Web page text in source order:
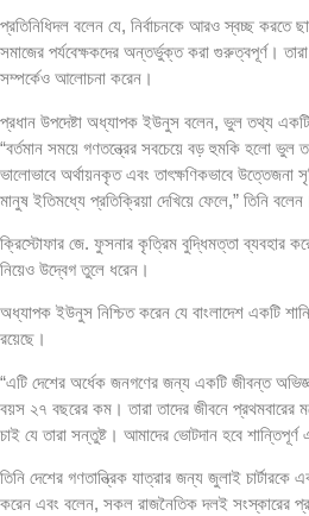
প্রতিনিধিদল বলেন যে, নির্বাচনকে আরও স্বচ্ছ করতে
সমাজের পর্যবেক্ষকদের অন্তর্ভুক্ত করা গুরুত্বপূর্ণ। তারা
সম্পর্কেও আলোচনা করেন।
প্রধান উপদেষ্টা অধ্যাপক ইউনুস বলেন, ভুল তথ্য
“বর্তমান সময়ে গণতন্ত্রের সবচেয়ে বড় হুমকি হলো ভুল
ভালোভাবে অর্থায়নকৃত এবং তাৎক্ষণিকভাবে উত্তেজনা
মানুষ ইতিমধ্যে প্রতিক্রিয়া দেখিয়ে ফেলে,” তিনি
ক্রিস্টোফার জে. ফুসনার কৃত্রিম বুদ্ধিমত্তা ব্যবহার
নিয়েও উদ্বেগ তুলে ধরেন।
অধ্যাপক ইউনুস নিশ্চিত করেন যে বাংলাদেশ একটি
রয়েছে।
“এটি দেশের অর্ধেক জনগণের জন্য একটি জীবন্ত
বয়স ২৭ বছরের কম। তারা তাদের জীবনে প্রথমবারের
চাই যে তারা সন্তুষ্ট। আমাদের ভোটদান হবে
তিনি দেশের গণতান্ত্রিক যাত্রার জন্য জুলাই
করেন এবং বলেন, সকল রাজনৈতিক দলই সংস্কারের